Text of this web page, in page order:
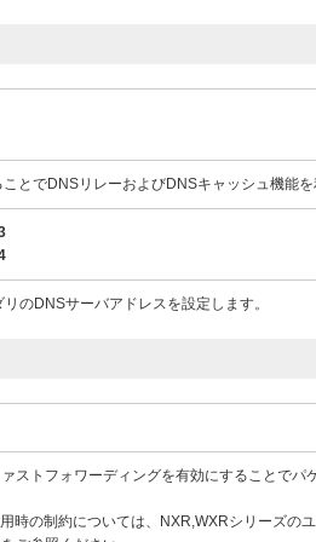
とでDNSリレーおよびDNSキャッシュ機能を
のDNSサーバアドレスを設定します。
ストフォワーディングを有効にすることでパ
時の制約については、NXR,WXRシリーズの